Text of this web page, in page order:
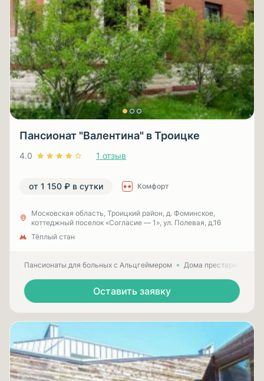
Пансионат "Валентина" в Троицке
4.0 1 отзыв
от 1 150 ₽ в сутки Комфорт
Московская область, Троицкий район, д. Фоминское,
коттеджный поселок «Согласие — 1», ул. Полевая, д.16
Тёплый стан
Пансионаты для больных с Альцгеймером Дома престарелых
Оставить заявку